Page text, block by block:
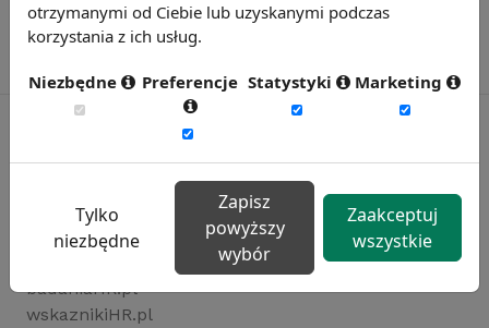
Rynekpracy.pl
sedlak.pl
wynagrodzenia.pl
badaniaHR.pl
wskaznikiHR.pl
otrzymanymi od Ciebie lub uzyskanymi podczas
korzystania z ich usług.
Niezbędne Preferencje Statystyki Marketing
Tylko
niezbędne
Zapisz
powyższy
wybór
Zaakceptuj
wszystkie